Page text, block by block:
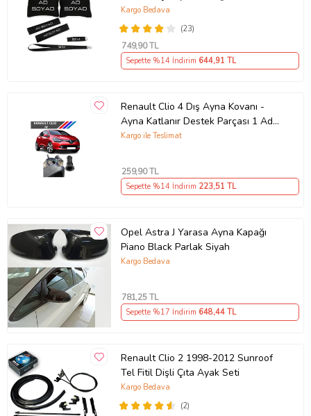
Pedi Hediye Seti
(23)
Kargo Bedava
749,90 TL
Sepette %14 İndirim 644,91 TL
Renault Clio 4 Dış Ayna Kovanı -
Ayna Katlanır Destek Parçası 1 Adet
490307706 M3625
Kargo ile Teslimat
259,90 TL
Sepette %14 İndirim 223,51 TL
Opel Astra J Yarasa Ayna Kapağı
Piano Black Parlak Siyah
Kargo Bedava
781,25 TL
Sepette %17 İndirim 648,44 TL
Renault Clio 2 1998-2012 Sunroof
Tel Fitil Dişli Çıta Ayak Seti
(2)
Kargo Bedava